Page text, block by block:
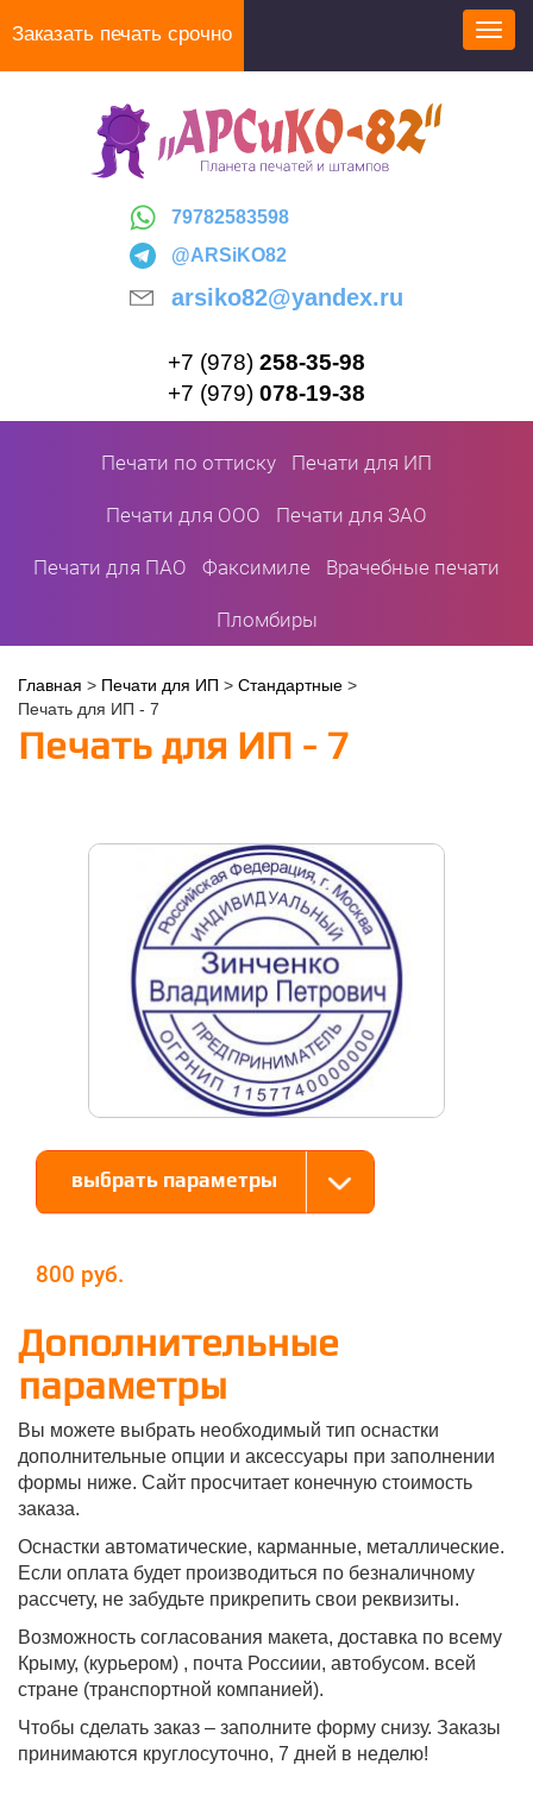
Заказать печать срочно
79782583598
@ARSiKO82
arsiko82@yandex.ru
+7 (978) 258-35-98
+7 (979) 078-19-38
Печати по оттиску Печати для ИП
Печати для ООО Печати для ЗАО
Печати для ПАО Факсимиле Врачебные печати
Пломбиры
Вы
здесь
Главная > Печати для ИП > Стандартные >
Печать для ИП - 7
Печать для ИП - 7
выбрать параметры
800
Дополнительные
параметры
Вы можете выбрать необходимый тип оснастки
дополнительные опции и аксессуары при заполнении
формы ниже. Сайт просчитает конечную стоимость
заказа.
Оснастки автоматические, карманные, металлические.
Если оплата будет производиться по безналичному
рассчету, не забудьте прикрепить свои реквизиты.
Возможность согласования макета, доставка по всему
Крыму, (курьером) , почта Россиии, автобусом. всей
стране (транспортной компанией).
Чтобы сделать заказ – заполните форму снизу. Заказы
принимаются круглосуточно, 7 дней в неделю!